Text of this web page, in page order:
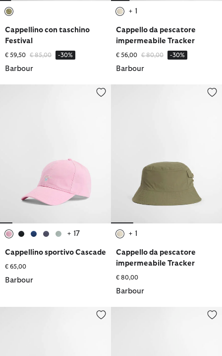
Cappellino con taschino
Festival
€ 59,50 Prezzo ridotto da
€ 85,00a -30%
Barbour
+ 1
Cappello da pescatore
impermeabile Tracker
€ 56,00 Prezzo ridotto da
€ 80,00a -30%
Barbour
Cappellino sportivo Cascade
+ 17
Cappellino sportivo Cascade
€ 65,00
Barbour
Cappello da pescatore
+ 1
Cappello da pescatore
impermeabile Tracker
€ 80,00
Barbour